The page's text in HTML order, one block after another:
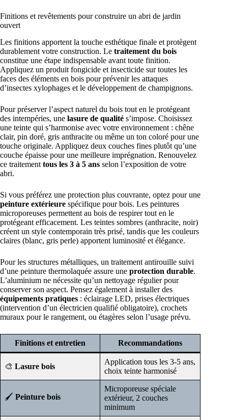
Finitions et revêtements pour construire un abri de jardin
ouvert
Les finitions apportent la touche esthétique finale et protègent
durablement votre construction. Le traitement du bois
constitue une étape indispensable avant toute finition.
Appliquez un produit fongicide et insecticide sur toutes les
faces des éléments en bois pour prévenir les attaques
d’insectes xylophages et le développement de champignons.
Pour préserver l’aspect naturel du bois tout en le protégeant
des intempéries, une lasure de qualité s’impose. Choisissez
une teinte qui s’harmonise avec votre environnement : chêne
clair, pin doré, gris anthracite ou même un ton coloré pour une
touche originale. Appliquez deux couches fines plutôt qu’une
couche épaisse pour une meilleure imprégnation. Renouvelez
ce traitement tous les 3 à 5 ans selon l’exposition de votre
abri.
Si vous préférez une protection plus couvrante, optez pour une
peinture extérieure spécifique pour bois. Les peintures
microporeuses permettent au bois de respirer tout en le
protégeant efficacement. Les teintes sombres (anthracite, noir)
créent un style contemporain très prisé, tandis que les couleurs
claires (blanc, gris perle) apportent luminosité et élégance.
Pour les structures métalliques, un traitement antirouille suivi
d’une peinture thermolaquée assure une protection durable.
L’aluminium ne nécessite qu’un nettoyage régulier pour
conserver son aspect. Pensez également à installer des
équipements pratiques : éclairage LED, prises électriques
(intervention d’un électricien qualifié obligatoire), crochets
muraux pour le rangement, ou étagères selon l’usage prévu.
Finitions et entretien Recommandations
🎨 Lasure bois
Application tous les 3-5 ans,
choix teinte harmonisé
🖌️ Peinture bois
Microporeuse spéciale
extérieur, 2 couches
minimum